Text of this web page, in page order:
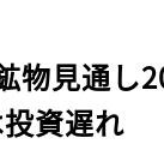
物見通
資遅れ
員登録